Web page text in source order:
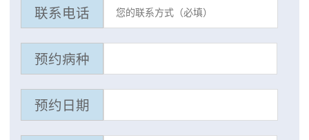
联系电话
预约病种
预约日期